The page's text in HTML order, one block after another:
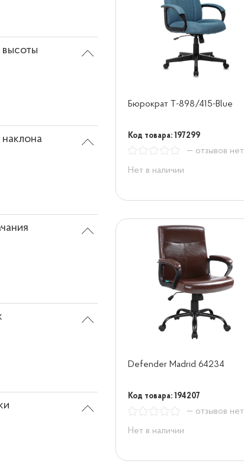
высоты
Бюрократ T-898/415-Blue
Код товара: 197299
— отзывов нет
Нет в наличии
Defender Madrid 64234
Код товара: 194207
— отзывов нет
Нет в наличии